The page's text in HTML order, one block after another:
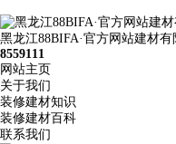
黑龙江88BIFA·官方网站建材
8559111
网站主页
关于我们
装修建材知识
装修建材百科
联系我们